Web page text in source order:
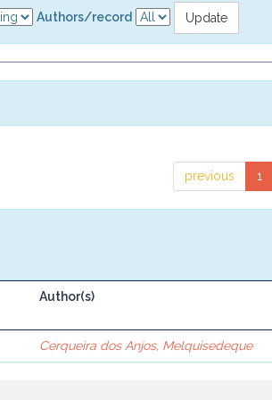
Authors/record
previous 1
Author(s)
Cerqueira dos Anjos, Melquisedeque